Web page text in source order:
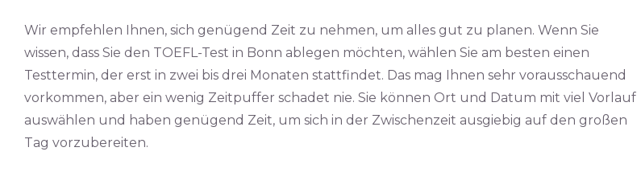
Wir empfehlen Ihnen, sich genügend Zeit zu nehmen, um alles gut zu planen. Wenn Sie
wissen, dass Sie den TOEFL-Test in Bonn ablegen möchten, wählen Sie am besten einen
Testtermin, der erst in zwei bis drei Monaten stattfindet. Das mag Ihnen sehr vorausschauend
vorkommen, aber ein wenig Zeitpuffer schadet nie. Sie können Ort und Datum mit viel Vorlauf
auswählen und haben genügend Zeit, um sich in der Zwischenzeit ausgiebig auf den großen
Tag vorzubereiten.